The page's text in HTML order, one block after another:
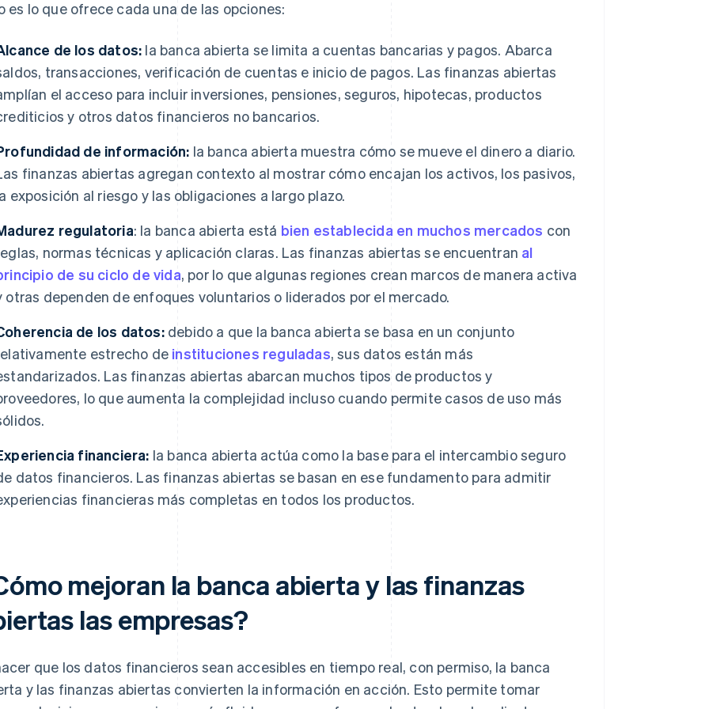
es lo que ofrece cada una de las opciones:
de los datos: la banca abierta se limita a cuentas bancarias y pagos. Abarca
transacciones, verificación de cuentas e inicio de pagos. Las finanzas abiertas
el acceso para incluir inversiones, pensiones, seguros, hipotecas, productos
y otros datos financieros no bancarios.
de información: la banca abierta muestra cómo se mueve el dinero a diario.
finanzas abiertas agregan contexto al mostrar cómo encajan los activos, los pasivos,
exposición al riesgo y las obligaciones a largo plazo.
regulatoria: la banca abierta está bien establecida en muchos mercados con
normas técnicas y aplicación claras. Las finanzas abiertas se encuentran al
de su ciclo de vida, por lo que algunas regiones crean marcos de manera activa
otras dependen de enfoques voluntarios o liderados por el mercado.
de los datos:debido a que la banca abierta se basa en un conjunto
estrecho de instituciones reguladas, sus datos están más
Las finanzas abiertas abarcan muchos tipos de productos y
lo que aumenta la complejidad incluso cuando permite casos de uso más
financiera: la banca abierta actúa como la base para el intercambio seguro
datos financieros. Las finanzas abiertas se basan en ese fundamento para admitir
financieras más completas en todos los productos.
mejoran la banca abierta y las finanzas
las empresas?
que los datos financieros sean accesibles en tiempo real, con permiso, la banca
y las finanzas abiertas convierten la información en acción. Esto permite tomar